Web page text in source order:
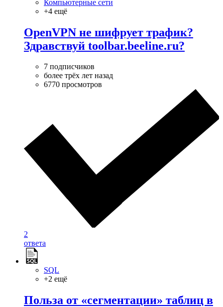
Компьютерные сети
+4 ещё
OpenVPN не шифрует трафик?
Здравствуй toolbar.beeline.ru?
7 подписчиков
более трёх лет назад
6770 просмотров
2
ответа
SQL
+2 ещё
Польза от «сегментации» таблиц в